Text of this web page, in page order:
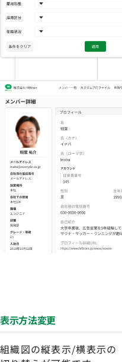
表示方法変更
組織図の縦表示/横表示の